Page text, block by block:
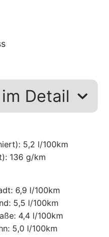
Detail
5,2 l/100km
136 g/km
6,9 l/100km
5,5 l/100km
4,4 l/100km
5,0 l/100km